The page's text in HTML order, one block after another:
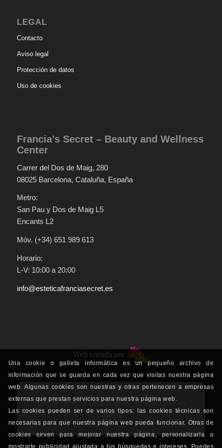
LEGAL
Contacto
Aviso legal
Protección de datos
Uso de cookies
Francia’s Secret – Beauty and Wellness
Center
Carrer del Dos de Maig, 280
08025 Barcelona, Cataluña, España
Metro:
San Pau y Dos de Maig L5
Encants L2
Móv. (+34) 651 989 613
Horario:
L-V: 10:00 a 20:00
info@esteticafranciasecret.es
Web creada por
Para la correcta visualización, debe aceptar las
cookies.
Una cookie o galleta informática es un pequeño archivo de
información que se guarda en cada vez que visitas nuestra página
web. Algunas cookies son nuestras y otras pertenecen a empresas
externas que prestan servicios para nuestra página web.
Las cookies pueden ser de varios tipos: las cookies técnicas son
necesarias para que nuestra página web pueda funcionar. Otras de
cookies sirven para mejorar nuestra página, personalizarla o
mostrarte publicidad ajustada a tus búsquedas e intereses. Puedes